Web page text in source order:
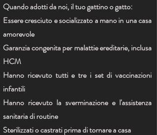
Quando adotti da noi, il tuo gattino o gatto:
Essere cresciuto e socializzato a mano in una casa
amorevole
Garanzia congenita per malattie ereditarie, inclusa
HCM
Hanno ricevuto tutti e tre i set di vaccinazioni
infantili
Hanno ricevuto la sverminazione e l'assistenza
sanitaria di routine
Sterilizzati o castrati prima di tornare a casa